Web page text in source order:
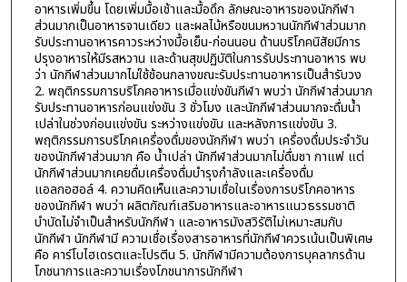
อาหารเพิ่มขึ้น โดยเพิ่มมื้อเช้าและมื้อดึก ลักษณะอาหารของนักกีฬา
ส่วนมากเป็นอาหารจานเดียว และผลไม้หรือขนมหวานนักกีฬาส่วนมาก
รับประทานอาหารคาวระหว่างมื้อเย็น-ก่อนนอน ด้านบริโภคนิสัยมีการ
ปรุงอาหารให้มีรสหวาน และด้านสุขปฏิบัติในการรับประทานอาหาร พบ
ว่า นักกีฬาส่วนมากไม่ใช้ช้อนกลางขณะรับประทานอาหารเป็นสำรับวง
2. พฤติกรรมการบริโภคอาหารเมื่อแข่งขันกีฬา พบว่า นักกีฬาส่วนมาก
รับประทานอาหารก่อนแข่งขัน 3 ชั่วโมง และนักกีฬาส่วนมากจะดื่มน้ำ
เปล่าในช่วงก่อนแข่งขัน ระหว่างแข่งขัน และหลังการแข่งขัน 3.
พฤติกรรมการบริโภคเครื่องดื่มของนักกีฬา พบว่า เครื่องดื่มประจำวัน
ของนักกีฬาส่วนมาก คือ น้ำเปล่า นักกีฬาส่วนมากไม่ดื่มชา กาแฟ แต่
นักกีฬาส่วนมากเคยดื่มเครื่องดื่มบำรุงกำลังและเครื่องดื่ม
แอลกอฮอล์ 4. ความคิดเห็นและความเชื่อในเรื่องการบริโภคอาหาร
ของนักกีฬา พบว่า ผลิตกัณฑ์เสริมอาหารและอาหารแนวธรรมชาติ
บำบัดไม่จำเป็นสำหรับนักกีฬา และอาหารมังสวิรัติไม่เหมาะสมกับ
นักกีฬา นักกีฬามี ความเชื่อเรื่องสารอาหารที่นักกีฬาควรเน้นเป็นพิเศษ
คือ คาร์โบไฮเดรตและโปรตีน 5. นักกีฬามีความต้องการบุคลากรด้าน
โภชนาการและความเรื่องโภชนาการนักกีฬา